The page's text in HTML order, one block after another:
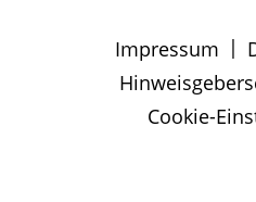
Impressum |
Cookie-